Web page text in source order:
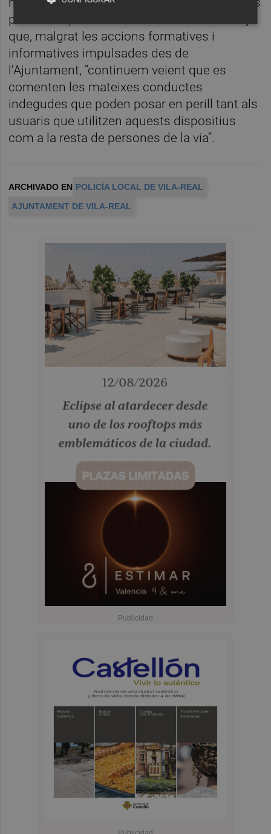
persones que usen habitualment els VMP ja
que, malgrat les accions formatives i
informatives impulsades des de
l'Ajuntament, “continuem veient que es
comenten les mateixes conductes
indegudes que poden posar en perill tant als
usuaris que utilitzen aquests dispositius
com a la resta de persones de la via”.
ARCHIVADO EN POLICÍA LOCAL DE VILA-REAL
AJUNTAMENT DE VILA-REAL